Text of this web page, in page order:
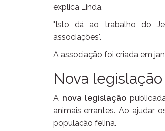
explica Linda.
"Isto dá ao trabalho do
associações".
A associação foi criada em
Nova legislação
A nova legislação
animais errantes. Ao ajudar
população felina.